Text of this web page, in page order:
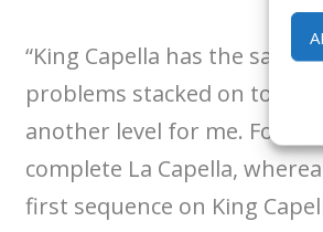
“King Capella has the same
problems stacked on top of
another level for me. For
complete La Capella,
first sequence on King